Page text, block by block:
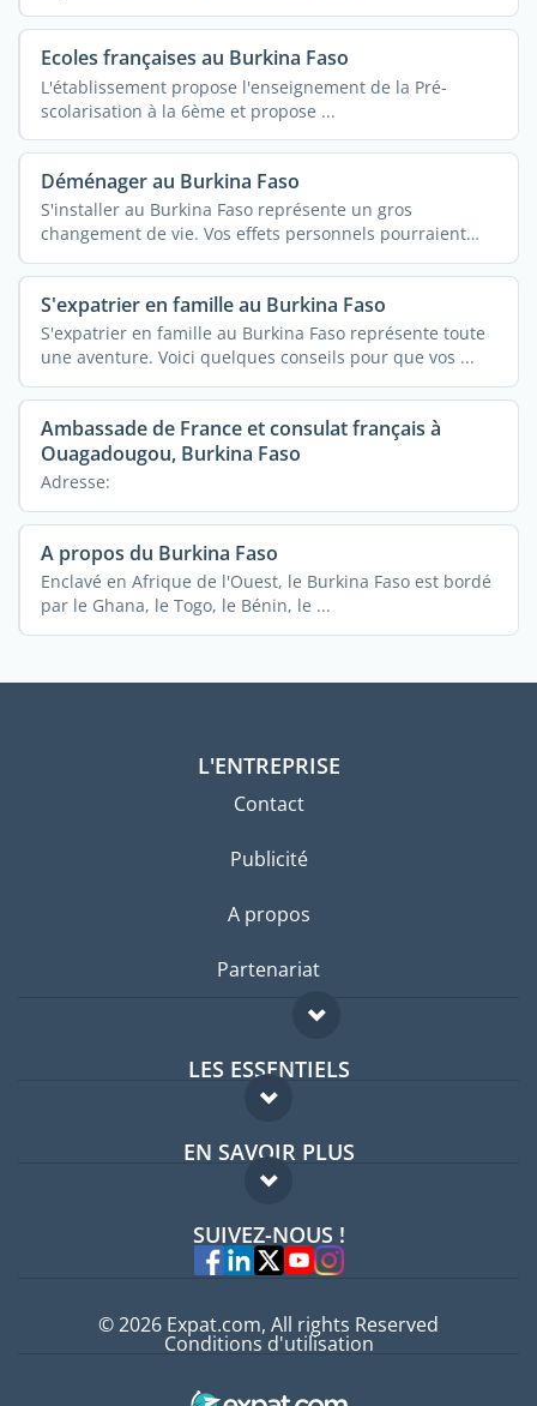
Ecoles françaises au Burkina Faso
L'établissement propose l'enseignement de la Pré-
scolarisation à la 6ème et propose ...
Déménager au Burkina Faso
S'installer au Burkina Faso représente un gros
changement de vie. Vos effets personnels pourraient
vous ...
S'expatrier en famille au Burkina Faso
S'expatrier en famille au Burkina Faso représente toute
une aventure. Voici quelques conseils pour que vos ...
Ambassade de France et consulat français à
Ouagadougou, Burkina Faso
Adresse:
A propos du Burkina Faso
Enclavé en Afrique de l'Ouest, le Burkina Faso est bordé
par le Ghana, le Togo, le Bénin, le ...
L'ENTREPRISE
Contact
Publicité
A propos
Partenariat
LES ESSENTIELS
Forum expatriés
Guides pays
EN SAVOIR PLUS
FAQ
Experts
SUIVEZ-NOUS !
© 2026 Expat.com, All rights Reserved
Conditions d'utilisation